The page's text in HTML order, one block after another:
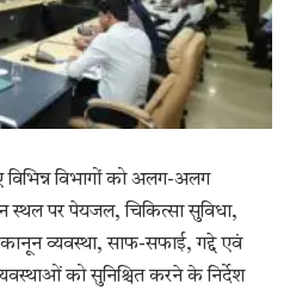
विभागों को अलग-अलग
स्थल पर पेयजल, चिकित्सा सुविधा,
कानून व्यवस्था, साफ-सफाई, गद्दे एवं
को सुनिश्चित करने के निर्देश